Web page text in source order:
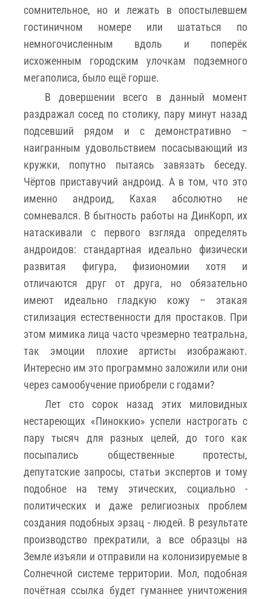
сомнительное, но и лежать в опостылевшем
гостиничном номере или шататься по
немногочисленным вдоль и поперёк
исхоженным городским улочкам подземного
мегаполиса, было ещё горше.
В довершении всего в данный момент
раздражал сосед по столику, пару минут назад
подсевший рядом и с демонстративно –
наигранным удовольствием посасывающий из
кружки, попутно пытаясь завязать беседу.
Чёртов приставучий андроид. А в том, что это
именно андроид, Кахая абсолютно не
сомневался. В бытность работы на ДинКорп, их
натаскивали с первого взгляда определять
андроидов: стандартная идеально физически
развитая фигура, физиономии хотя и
отличаются друг от друга, но обязательно
имеют идеально гладкую кожу – этакая
стилизация естественности для простаков. При
этом мимика лица часто чрезмерно театральна,
так эмоции плохие артисты изображают.
Интересно им это программно заложили или они
через самообучение приобрели с годами?
Лет сто сорок назад этих миловидных
нестареющих «Пиноккио» успели настрогать с
пару тысяч для разных целей, до того как
посыпались общественные протесты,
депутатские запросы, статьи экспертов и тому
подобное на тему этических, социально -
политических и даже религиозных проблем
создания подобных эрзац - людей. В результате
производство прекратили, а все образцы на
Земле изъяли и отправили на колонизируемые в
Солнечной системе территории. Мол, подобная
почётная ссылка будет гуманнее уничтожения